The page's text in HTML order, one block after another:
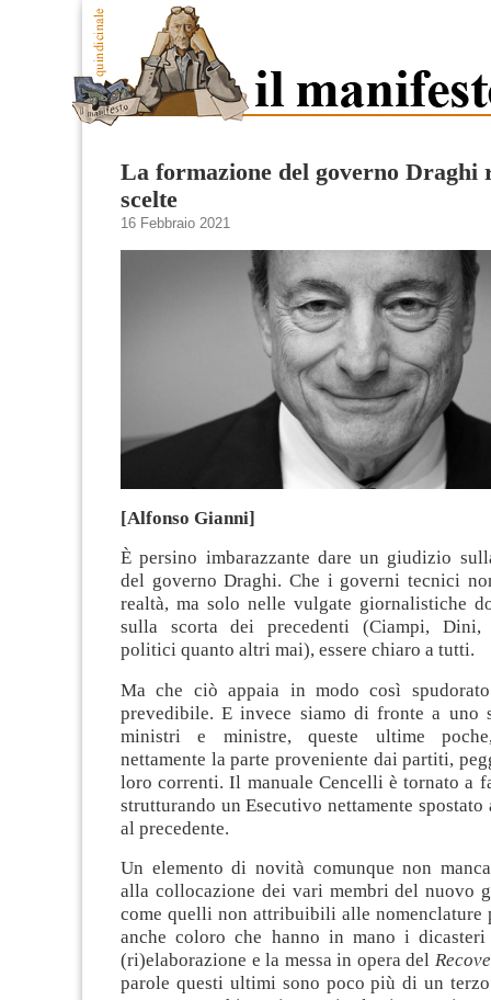
La formazione del governo Draghi
scelte
16 Febbraio 2021
[Alfonso Gianni]
È persino imbarazzante dare un giudizio
del governo Draghi. Che i governi tecnici
realtà, ma solo nelle vulgate giornalistiche
sulla scorta dei precedenti (Ciampi,
politici quanto altri mai), essere chiaro a tutti.
Ma che ciò appaia in modo così
prevedibile. E invece siamo di fronte a uno
ministri e ministre, queste ultime
nettamente la parte proveniente dai partiti,
loro correnti. Il manuale Cencelli è tornato a
strutturando un Esecutivo nettamente spostato
al precedente.
Un elemento di novità comunque non
alla collocazione dei vari membri del nuovo
come quelli non attribuibili alle nomenclature
anche coloro che hanno in mano i
(ri)elaborazione e la messa in opera del
parole questi ultimi sono poco più di un